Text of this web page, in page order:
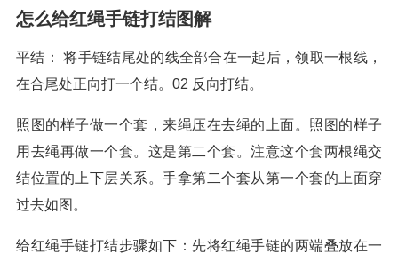
怎么给红绳手链打结图解
平结： 将手链结尾处的线全部合在一起后，领取一根线，
在合尾处正向打一个结。02 反向打结。
照图的样子做一个套，来绳压在去绳的上面。照图的样子
用去绳再做一个套。这是第二个套。注意这个套两根绳交
结位置的上下层关系。手拿第二个套从第一个套的上面穿
过去如图。
给红绳手链打结步骤如下：先将红绳手链的两端叠放在一